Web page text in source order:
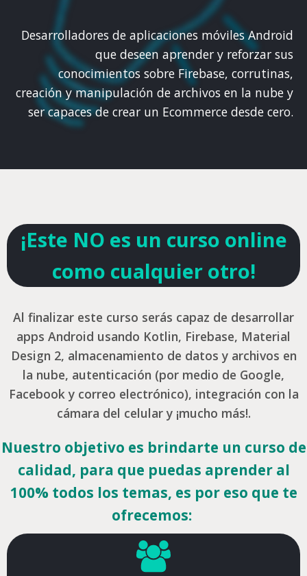
Desarrolladores de aplicaciones móviles Android
que deseen aprender y reforzar sus
conocimientos sobre Firebase, corrutinas,
creación y manipulación de archivos en la nube y
ser capaces de crear un Ecommerce desde cero.
¡Este NO es un curso online
como cualquier otro!
Al finalizar este curso serás capaz de desarrollar
apps Android usando Kotlin, Firebase, Material
Design 2, almacenamiento de datos y archivos en
la nube, autenticación (por medio de Google,
Facebook y correo electrónico), integración con la
cámara del celular y ¡mucho más!.
Nuestro objetivo es brindarte un curso de
calidad, para que puedas aprender al
100% todos los temas, es por eso que te
ofrecemos: